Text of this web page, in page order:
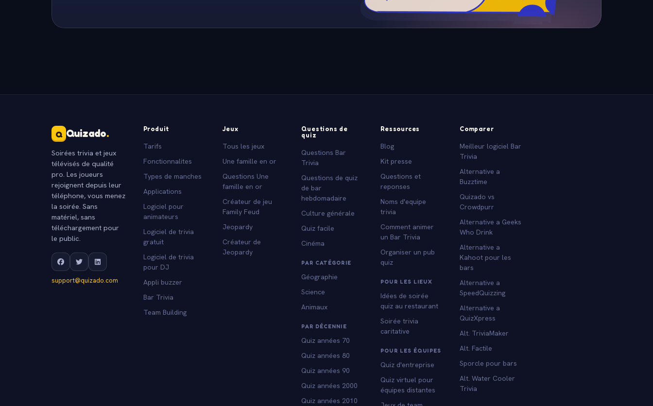
Q Quizado.
Soirées trivia et jeux
télévisés de qualité
pro. Les joueurs
rejoignent depuis leur
téléphone, vous menez
la soirée. Sans
matériel, sans
téléchargement pour
le public.
support@quizado.com
Produit
Tarifs
Fonctionnalites
Types de manches
Applications
Logiciel pour
animateurs
Logiciel de trivia
gratuit
Logiciel de trivia
pour DJ
Appli buzzer
Bar Trivia
Team Building
Jeux
Tous les jeux
Une famille en or
Questions Une
famille en or
Créateur de jeu
Family Feud
Jeopardy
Créateur de
Jeopardy
Questions de
quiz
Questions Bar
Trivia
Questions de quiz
de bar
hebdomadaire
Culture générale
Quiz facile
Cinéma
PAR CATÉGORIE
Géographie
Science
Animaux
PAR DÉCENNIE
Quiz années 70
Quiz années 80
Quiz années 90
Quiz années 2000
Quiz années 2010
Ressources
Blog
Kit presse
Questions et
reponses
Noms d'equipe
trivia
Comment animer
un Bar Trivia
Organiser un pub
quiz
POUR LES LIEUX
Idées de soirée
quiz au restaurant
Soirée trivia
caritative
POUR LES ÉQUIPES
Quiz d'entreprise
Quiz virtuel pour
équipes distantes
Comparer
Meilleur logiciel Bar
Trivia
Alternative a
Buzztime
Quizado vs
Crowdpurr
Alternative a Geeks
Who Drink
Alternative a
Kahoot pour les
bars
Alternative a
SpeedQuizzing
Alternative a
QuizXpress
Alt. TriviaMaker
Alt. Factile
Sporcle pour bars
Alt. Water Cooler
Trivia